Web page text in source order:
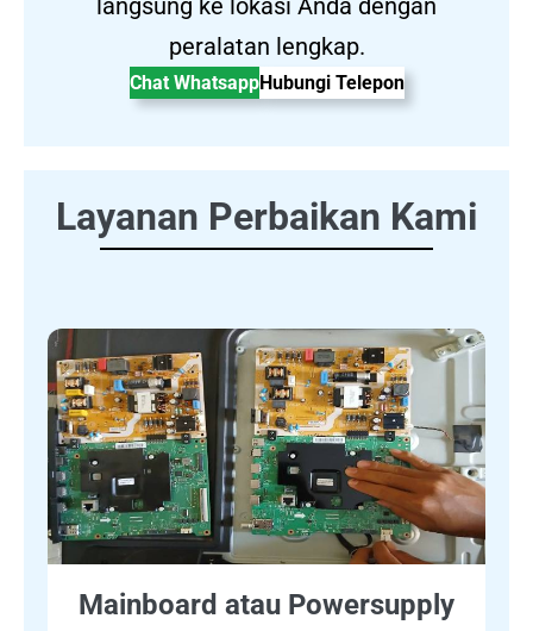
langsung ke lokasi Anda dengan
peralatan lengkap.
Chat WhatsappHubungi Telepon
Layanan Perbaikan Kami
Mainboard atau Powersupply